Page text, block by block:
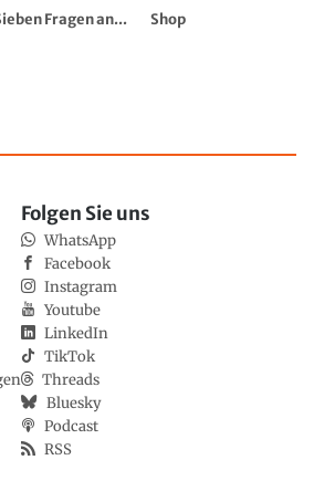
Fragen an...
Shop
Folgen Sie uns
WhatsApp
Facebook
Instagram
Youtube
LinkedIn
TikTok
Threads
Bluesky
Podcast
RSS